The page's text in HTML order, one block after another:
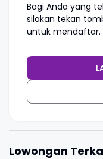
Bagi Anda yang
silakan tekan
untuk mendaftar.
Lowongan